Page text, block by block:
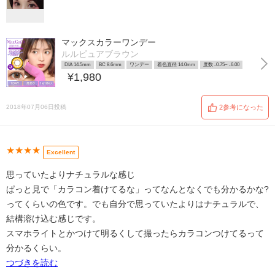
マックスカラーワンデー
ルルピュアブラウン
DIA 14.5mm BC 8.6mm ワンデー 着色直径 14.0mm 度数 -0.75~ -6.00
¥1,980
2018年07月06日投稿 2参考になった
★★★★ Excellent
思っていたよりナチュラルな感じ
ぱっと見で「カラコン着けてるな」ってなんとなくでも分かるかな?
ってくらいの色です。でも自分で思っていたよりはナチュラルで、
結構溶け込む感じです。
スマホライトとかつけて明るくして撮ったらカラコンつけてるって
分かるくらい。
つづきを読む